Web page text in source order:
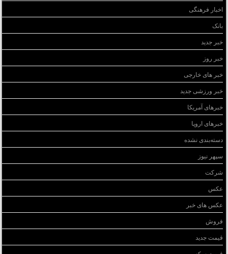
اخبار فرهنگی
بانک
خبر جدید
خبر روز
خبر های خارجی
خبر ورزشی جدید
خبرهای آمریکا
خبرهای اروپا
دسته‌بندی نشده
سپهر نیوز
شرکت
عکس
عکس های خبر
فروش
قیمت جدید